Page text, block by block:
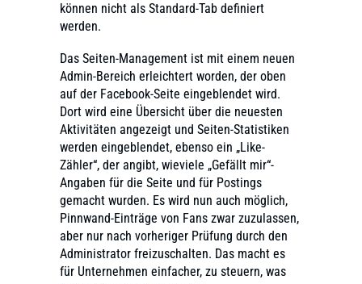
können nicht als Standard-Tab definiert
werden.
Das Seiten-Management ist mit einem neuen
Admin-Bereich erleichtert worden, der oben
auf der Facebook-Seite eingeblendet wird.
Dort wird eine Übersicht über die neuesten
Aktivitäten angezeigt und Seiten-Statistiken
werden eingeblendet, ebenso ein „Like-
Zähler“, der angibt, wieviele „Gefällt mir“-
Angaben für die Seite und für Postings
gemacht wurden. Es wird nun auch möglich,
Pinnwand-Einträge von Fans zwar zuzulassen,
aber nur nach vorheriger Prüfung durch den
Administrator freizuschalten. Das macht es
für Unternehmen einfacher, zu steuern, was